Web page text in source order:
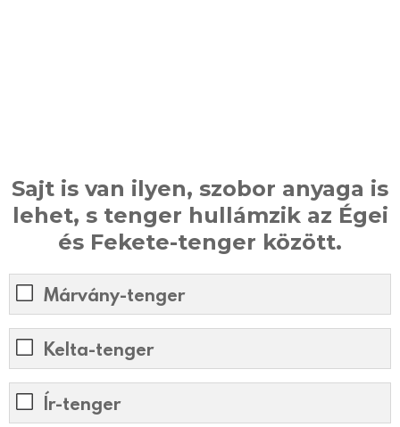
Sajt is van ilyen, szobor anyaga is
lehet, s tenger hullámzik az Égei
és Fekete-tenger között.
Márvány-tenger
Kelta-tenger
Ír-tenger